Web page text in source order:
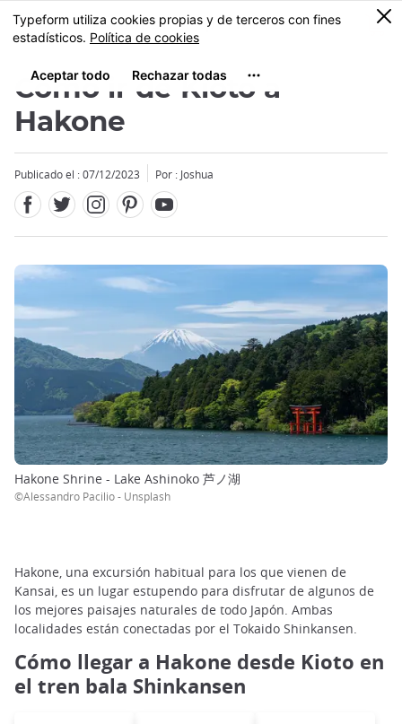
Tamaño
MENU
0
Cómo ir de Kioto a
Hakone
Publicado el : 07/12/2023 Por : Joshua
Hakone Shrine - Lake Ashinoko 芦ノ湖
©Alessandro Pacilio - Unsplash
Hakone, una excursión habitual para los que vienen de
Kansai, es un lugar estupendo para disfrutar de algunos de
los mejores paisajes naturales de todo Japón. Ambas
localidades están conectadas por el Tokaido Shinkansen.
Cómo llegar a Hakone desde Kioto en
el tren bala Shinkansen